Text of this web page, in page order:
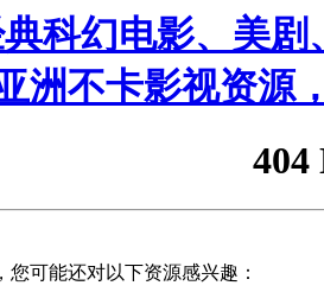
科幻电影、美
洲不卡影视资
404
可能还对以下资源感兴趣：